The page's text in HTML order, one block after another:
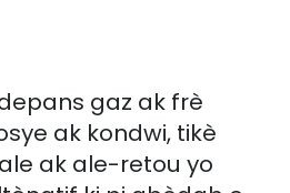
gaz ak frè
ak kondwi, tikè
ak ale-retou yo